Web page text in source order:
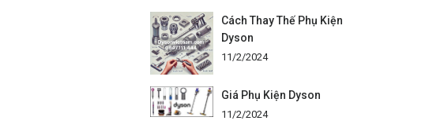
Cách Thay Thế Phụ Kiện
Dyson
11/2/2024
Giá Phụ Kiện Dyson
11/2/2024